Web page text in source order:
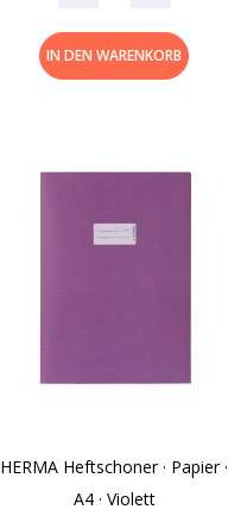
IN DEN WARENKORB
HERMA Heftschoner · Papier ·
A4 · Violett